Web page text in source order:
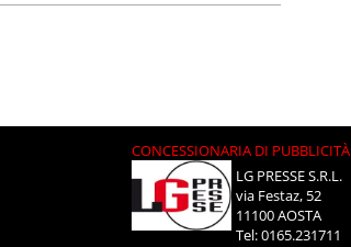
CONCESSIONARIA DI PUBBLICITÀ
LG PRESSE S.R.L.
via Festaz, 52
11100 AOSTA
Tel: 0165.231711